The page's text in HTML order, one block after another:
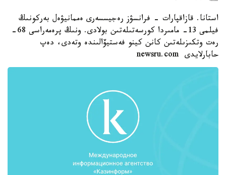
استانا. قازاقپارات - فرانسۋز رەجيسسەرى ەممانيۋەل بەركونىڭ
فيلمى 13- مامىردا كورسەتىلەتىن بولادى. ونىڭ پرەمەراسى 68-
رەت وتكىزىلەتىن كانن كينو فەستيۆالىندە وتەدى، دەپ
حابارلايدى newsru.com